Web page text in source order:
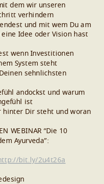
dem wir unseren
verhindern
und mit wem Du am
Idee oder Vision hast
wenn Investitionen
System steht
sehnlichsten
andockst und warum
ist
hinter Dir steht und woran
WEBINAR “Die 10
Ayurveda”:
bit.ly/2u4t26a